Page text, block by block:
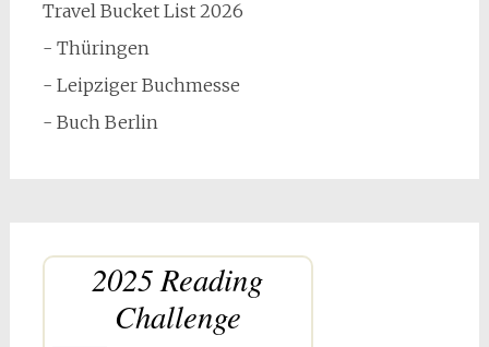
Travel Bucket List 2026
- Thüringen
- Leipziger Buchmesse
- Buch Berlin
2025 Reading
Challenge